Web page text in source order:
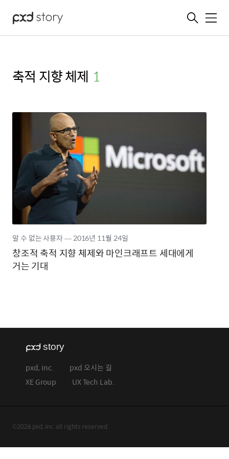
메뉴
축적 지향 체제 (1)
창조적 축적 지향 체제와 마인크래프트 세대에게
거는 기대
알 수 없는 사용자―2016년 11월 24일
pxd, inc.
pxd 오시는 길
XE Group
UX Tech Lab.
©2026 pxd, inc. all rights reserved.